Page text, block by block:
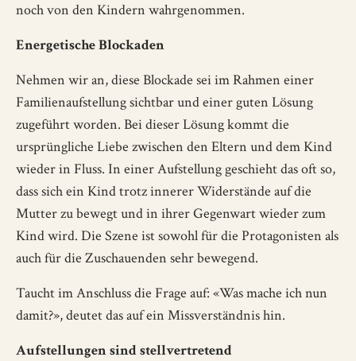
noch von den Kindern wahrgenommen.
Energetische Blockaden
Nehmen wir an, diese Blockade sei im Rahmen einer
Familienaufstellung sichtbar und einer guten Lösung
zugeführt worden. Bei dieser Lösung kommt die
ursprüngliche Liebe zwischen den Eltern und dem Kind
wieder in Fluss. In einer Aufstellung geschieht das oft so,
dass sich ein Kind trotz innerer Widerstände auf die
Mutter zu bewegt und in ihrer Gegenwart wieder zum
Kind wird. Die Szene ist sowohl für die Protagonisten als
auch für die Zuschauenden sehr bewegend.
Taucht im Anschluss die Frage auf: «Was mache ich nun
damit?», deutet das auf ein Missverständnis hin.
Aufstellungen sind stellvertretend